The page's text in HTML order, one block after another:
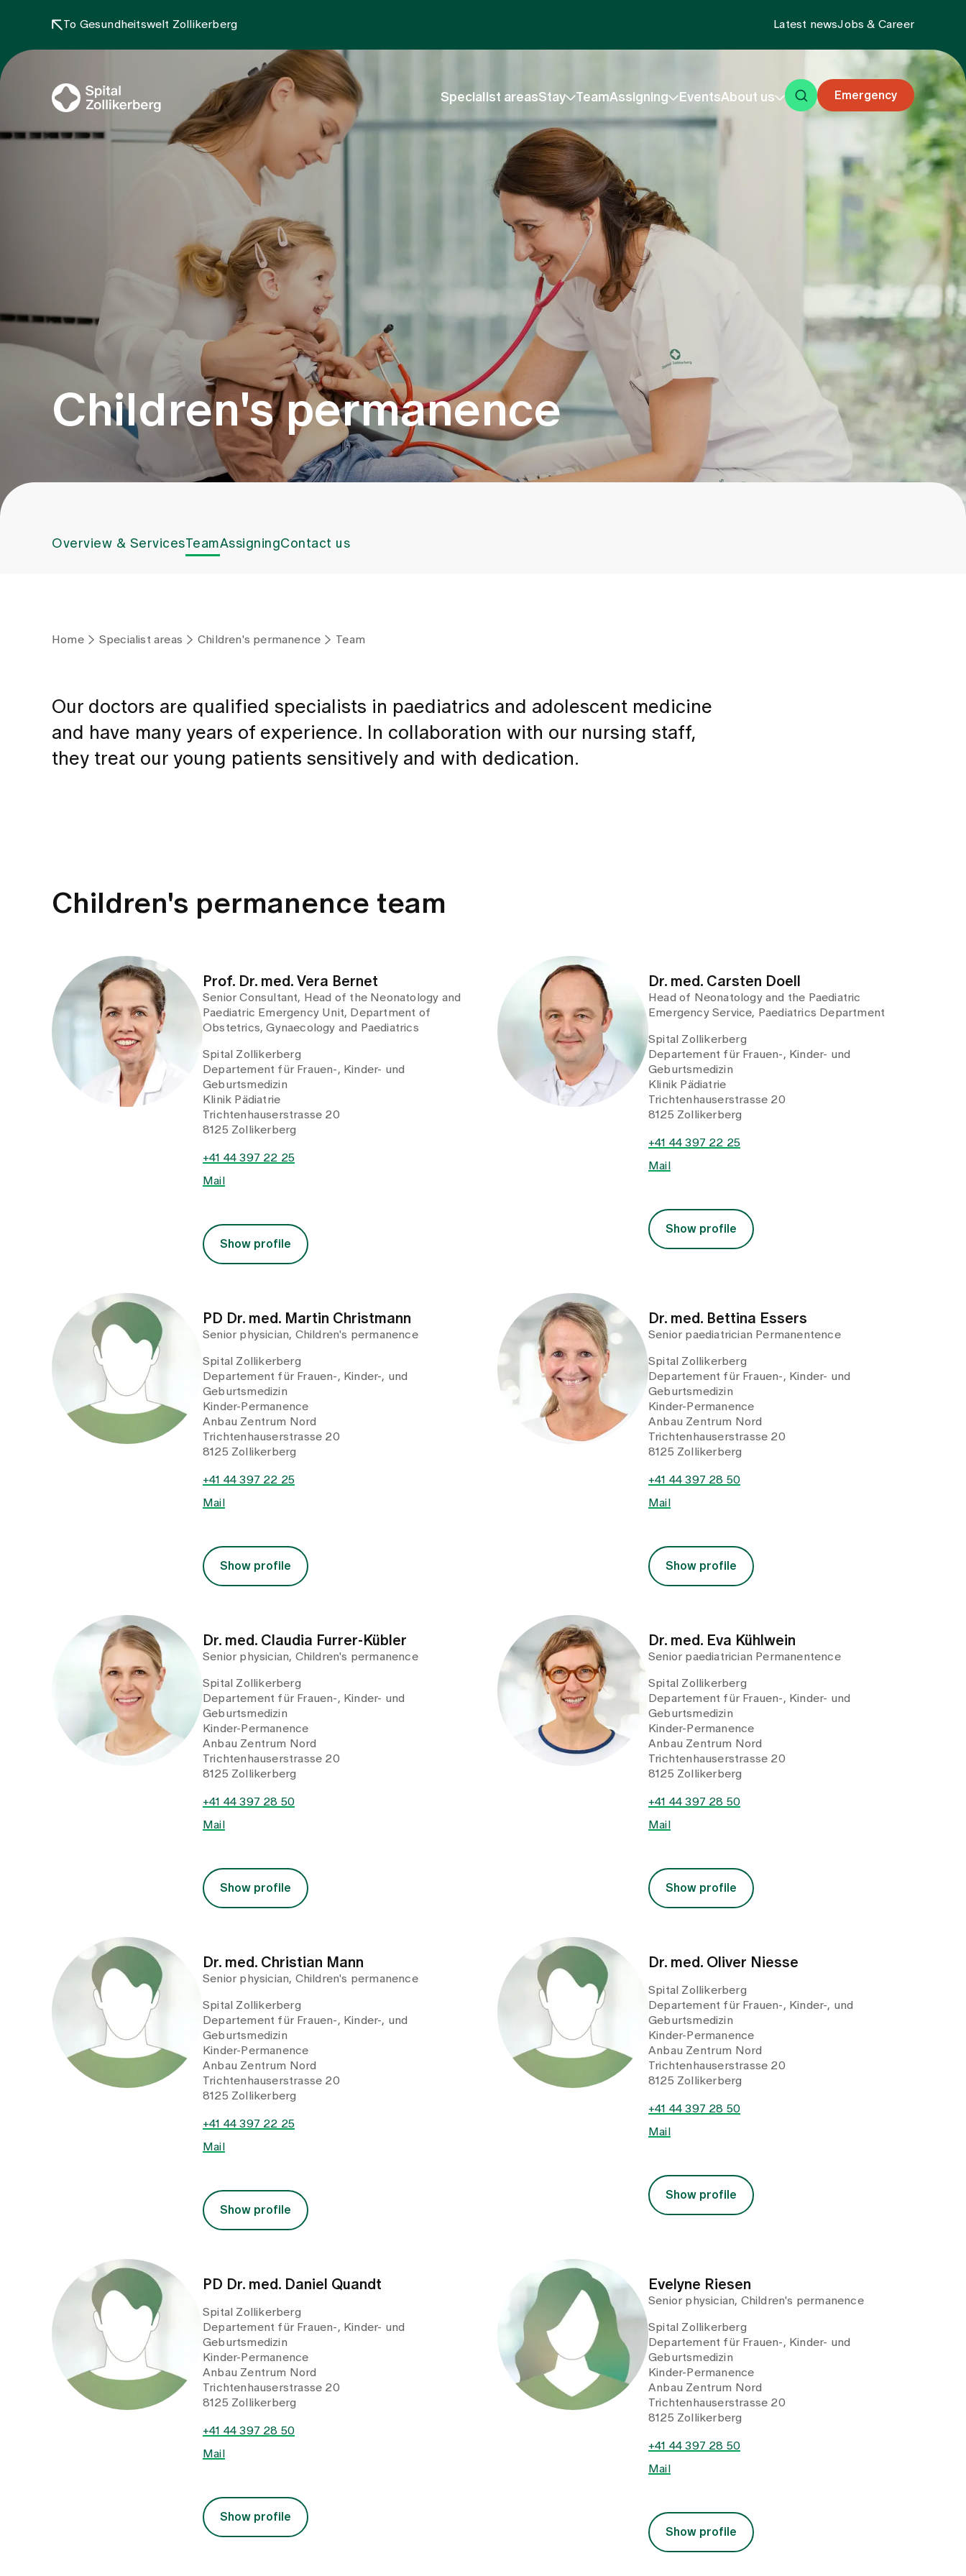
To Gesundheitswelt Zollikerberg Latest newsJobs & Career
Specialist areasStay TeamAssigning EventsAbout us Emergency
Children's permanence
Overview & ServicesTeamAssigningContact us
Home Specialist areas Children's permanence Team
Our doctors are qualified specialists in paediatrics and adolescent medicine
and have many years of experience. In collaboration with our nursing staff,
they treat our young patients sensitively and with dedication.
Children's permanence team
Prof. Dr. med. Vera Bernet
Senior Consultant, Head of the Neonatology and
Paediatric Emergency Unit, Department of
Obstetrics, Gynaecology and Paediatrics
Spital Zollikerberg
Departement für Frauen-, Kinder- und
Geburtsmedizin
Klinik Pädiatrie
Trichtenhauserstrasse 20
8125 Zollikerberg
+41 44 397 22 25
Mail
Show profile
Dr. med. Carsten Doell
Head of Neonatology and the Paediatric
Emergency Service, Paediatrics Department
Spital Zollikerberg
Departement für Frauen-, Kinder- und
Geburtsmedizin
Klinik Pädiatrie
Trichtenhauserstrasse 20
8125 Zollikerberg
+41 44 397 22 25
Mail
Show profile
PD Dr. med. Martin Christmann
Senior physician, Children's permanence
Spital Zollikerberg
Departement für Frauen-, Kinder-, und
Geburtsmedizin
Kinder-Permanence
Anbau Zentrum Nord
Trichtenhauserstrasse 20
8125 Zollikerberg
+41 44 397 22 25
Mail
Show profile
Dr. med. Bettina Essers
Senior paediatrician Permanentence
Spital Zollikerberg
Departement für Frauen-, Kinder- und
Geburtsmedizin
Kinder-Permanence
Anbau Zentrum Nord
Trichtenhauserstrasse 20
8125 Zollikerberg
+41 44 397 28 50
Mail
Show profile
Dr. med. Claudia Furrer-Kübler
Senior physician, Children's permanence
Spital Zollikerberg
Departement für Frauen-, Kinder- und
Geburtsmedizin
Kinder-Permanence
Anbau Zentrum Nord
Trichtenhauserstrasse 20
8125 Zollikerberg
+41 44 397 28 50
Mail
Show profile
Dr. med. Eva Kühlwein
Senior paediatrician Permanentence
Spital Zollikerberg
Departement für Frauen-, Kinder- und
Geburtsmedizin
Kinder-Permanence
Anbau Zentrum Nord
Trichtenhauserstrasse 20
8125 Zollikerberg
+41 44 397 28 50
Mail
Show profile
Dr. med. Christian Mann
Senior physician, Children's permanence
Spital Zollikerberg
Departement für Frauen-, Kinder-, und
Geburtsmedizin
Kinder-Permanence
Anbau Zentrum Nord
Trichtenhauserstrasse 20
8125 Zollikerberg
+41 44 397 22 25
Mail
Show profile
Dr. med. Oliver Niesse
Spital Zollikerberg
Departement für Frauen-, Kinder-, und
Geburtsmedizin
Kinder-Permanence
Anbau Zentrum Nord
Trichtenhauserstrasse 20
8125 Zollikerberg
+41 44 397 28 50
Mail
Show profile
PD Dr. med. Daniel Quandt
Spital Zollikerberg
Departement für Frauen-, Kinder- und
Geburtsmedizin
Kinder-Permanence
Anbau Zentrum Nord
Trichtenhauserstrasse 20
8125 Zollikerberg
+41 44 397 28 50
Mail
Show profile
Evelyne Riesen
Senior physician, Children's permanence
Spital Zollikerberg
Departement für Frauen-, Kinder- und
Geburtsmedizin
Kinder-Permanence
Anbau Zentrum Nord
Trichtenhauserstrasse 20
8125 Zollikerberg
+41 44 397 28 50
Mail
Show profile